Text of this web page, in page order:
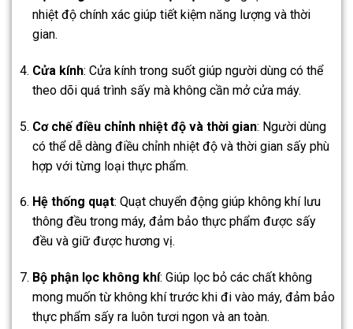
nhiệt độ chính xác giúp tiết kiệm năng lượng và thời
gian.
Cửa kính: Cửa kính trong suốt giúp người dùng có thể
theo dõi quá trình sấy mà không cần mở cửa máy.
Cơ chế điều chỉnh nhiệt độ và thời gian: Người dùng
có thể dễ dàng điều chỉnh nhiệt độ và thời gian sấy phù
hợp với từng loại thực phẩm.
Hệ thống quạt: Quạt chuyển động giúp không khí lưu
thông đều trong máy, đảm bảo thực phẩm được sấy
đều và giữ được hương vị.
Bộ phận lọc không khí: Giúp lọc bỏ các chất không
mong muốn từ không khí trước khi đi vào máy, đảm bảo
thực phẩm sấy ra luôn tươi ngon và an toàn.